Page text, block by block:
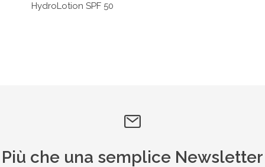
HydroLotion SPF 50
Più che una semplice Newsletter